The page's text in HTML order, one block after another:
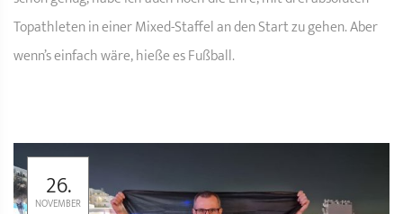
Topathleten in einer Mixed-Staffel an den Start zu gehen. Aber
wenn’s einfach wäre, hieße es Fußball.
26.
NOVEMBER